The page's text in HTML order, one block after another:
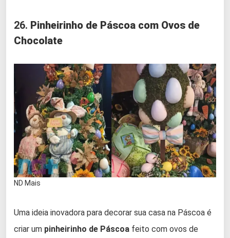
26. Pinheirinho de Páscoa com Ovos de
Chocolate
ND Mais
Uma ideia inovadora para decorar sua casa na Páscoa é
criar um pinheirinho de Páscoa feito com ovos de